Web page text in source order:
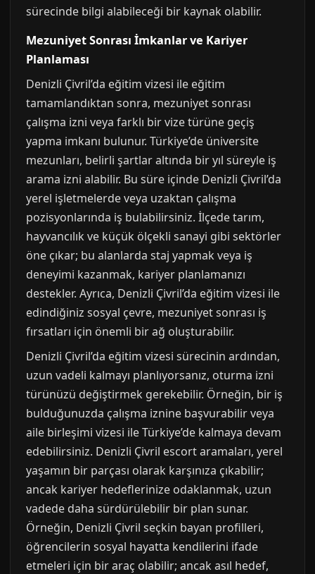
sürecinde bilgi alabileceği bir kaynak olabilir.
Mezuniyet Sonrası İmkanlar ve Kariyer
Planlaması
Denizli Çivril’da eğitim vizesi ile eğitim
tamamlandıktan sonra, mezuniyet sonrası
çalışma izni veya farklı bir vize türüne geçiş
yapma imkanı bulunur. Türkiye’de üniversite
mezunları, belirli şartlar altında bir yıl süreyle iş
arama izni alabilir. Bu süre içinde Denizli Çivril’da
yerel işletmelerde veya uzaktan çalışma
pozisyonlarında iş bulabilirsiniz. İlçede tarım,
hayvancılık ve küçük ölçekli sanayi gibi sektörler
öne çıkar; bu alanlarda staj yapmak veya iş
deneyimi kazanmak, kariyer planlamanızı
destekler. Ayrıca, Denizli Çivril’da eğitim vizesi ile
edindiğiniz sosyal çevre, mezuniyet sonrası iş
fırsatları için önemli bir ağ oluşturabilir.
Denizli Çivril’da eğitim vizesi sürecinin ardından,
uzun vadeli kalmayı planlıyorsanız, oturma izni
türünüzü değiştirmek gerekebilir. Örneğin, bir iş
bulduğunuzda çalışma iznine başvurabilir veya
aile birleşimi vizesi ile Türkiye’de kalmaya devam
edebilirsiniz. Denizli Çivril escort aramaları, yerel
yaşamın bir parçası olarak karşınıza çıkabilir;
ancak kariyer hedeflerinize odaklanmak, uzun
vadede daha sürdürülebilir bir plan sunar.
Örneğin, Denizli Çivril seçkin bayan profilleri,
öğrencilerin sosyal hayatta kendilerini ifade
etmeleri için bir araç olabilir; ancak asıl hedef,